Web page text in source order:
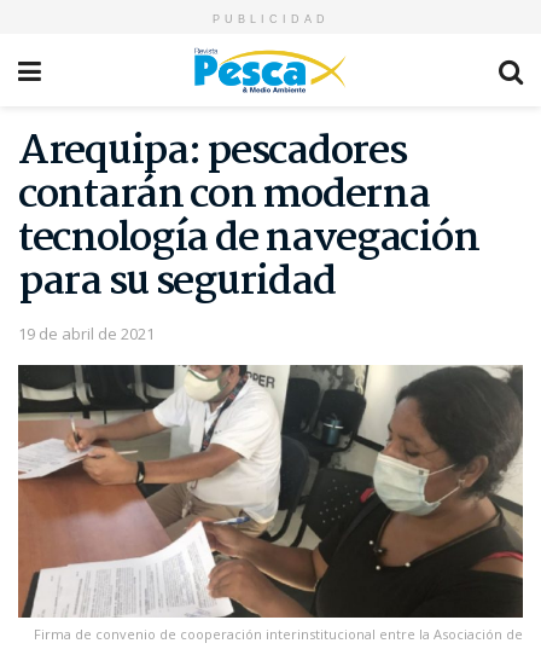
PUBLICIDAD
Arequipa: pescadores
contarán con moderna
tecnología de navegación
para su seguridad
19 de abril de 2021
Firma de convenio de cooperación interinstitucional entre la Asociación de